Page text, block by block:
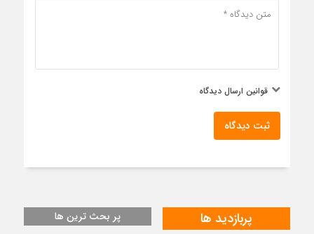
قوانین ارسال دیدگاه
ثبت دیدگاه
پربازدید ها پر بحث ترین ها